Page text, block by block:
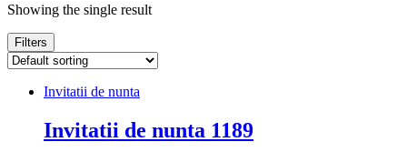
Showing the single result
Filters
Invitatii de nunta
Invitatii de nunta 1189